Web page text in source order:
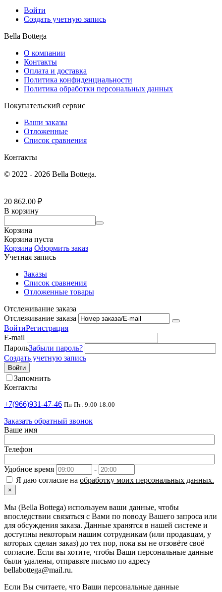
Войти
Создать учетную запись
Bella Bottega
О компании
Контакты
Оплата и доставка
Политика конфиденциальности
Политика обработки персональных данных
Покупательский сервис
Ваши заказы
Отложенные
Список сравнения
Контакты
© 2022 - 2026 Bella Bottega.
20 862.00 ₽
В корзину
Корзина
Корзина пуста
Корзина Оформить заказ
Учетная запись
Заказы
Список сравнения
Отложенные товары
Отслеживание заказа
Отслеживание заказа
ВойтиРегистрация
E-mail
ПарольЗабыли пароль?
Создать учетную запись
Войти
Запомнить
Контакты
+7(966)931-47-46 Пн-Пт: 9:00-18:00
Заказать обратный звонок
Ваше имя
Телефон
Удобное время
-
Я даю согласие на обработку моих персональных данных.
×
Мы (Bella Bottega) используем ваши данные, чтобы
впоследствии связаться с Вами по поводу Вашего запроса или
для обсуждения заказа. Данные хранятся в нашей системе и
доступны некоторым нашим сотрудникам (или продавцам, у
которых сделан заказ) до тех пор, пока вы не отзовёте своё
согласие. Если вы хотите, чтобы Ваши персональные данные
были удалены, отправьте письмо по адресу
bellabottega@mail.ru.
Если Вы считаете, что Ваши персональные данные